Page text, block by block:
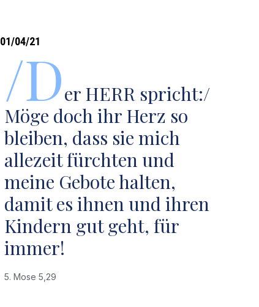
01/04/21
/Der HERR spricht:/
Möge doch ihr Herz so
bleiben, dass sie mich
allezeit fürchten und
meine Gebote halten,
damit es ihnen und ihren
Kindern gut geht, für
immer!
5. Mose 5,29